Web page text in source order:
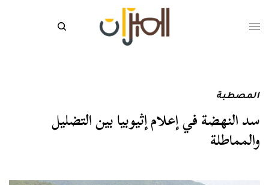
المصطبة
سد النهضة في إعلام إثيوبيا بين التضليل
والمماطلة